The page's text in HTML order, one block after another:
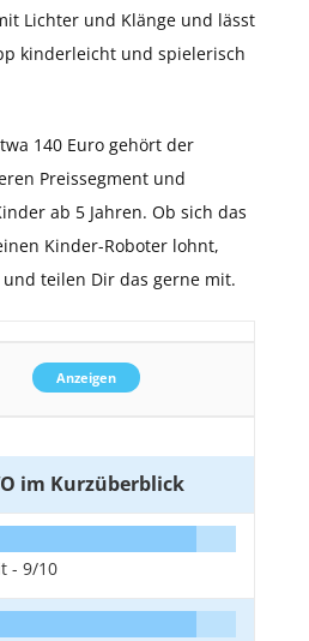
Lichter und Klänge und lässt
kinderleicht und spielerisch
140 Euro gehört der
Preissegment und
ab 5 Jahren. Ob sich das
Kinder-Roboter lohnt,
teilen Dir das gerne mit.
Anzeigen
im Kurzüberblick
- 9/10